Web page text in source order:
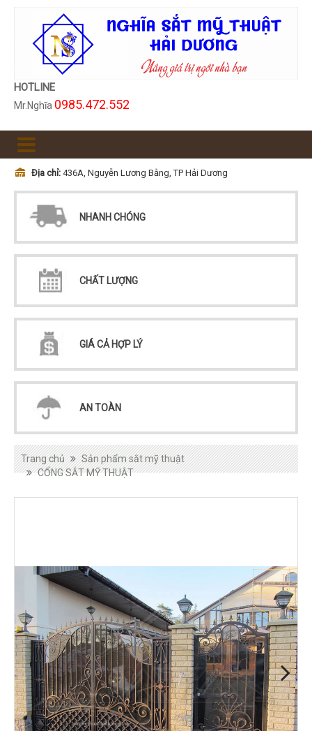
HOTLINE
Mr.Nghĩa 0985.472.552
Địa chỉ: 436A, Nguyễn Lương Bằng, TP Hải Dương
NHANH CHÓNG
CHẤT LƯỢNG
GIÁ CẢ HỢP LÝ
AN TOÀN
Trang chủ
Sản phẩm sắt mỹ thuật
CỔNG SẮT MỸ THUẬT